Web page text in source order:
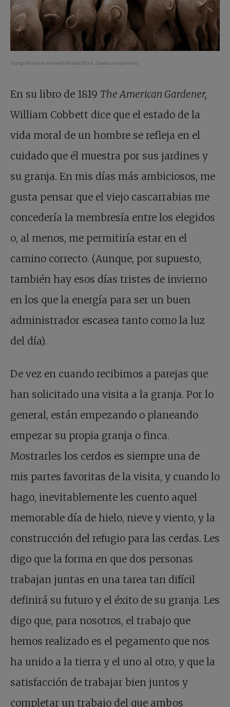
Fotografía de tuaindeed/AdobeStock. Usada con permiso.
En su libro de 1819 The American Gardener,
William Cobbett dice que el estado de la
vida moral de un hombre se refleja en el
cuidado que él muestra por sus jardines y
su granja. En mis días más ambiciosos, me
gusta pensar que el viejo cascarrabias me
concedería la membresía entre los elegidos
o, al menos, me permitiría estar en el
camino correcto. (Aunque, por supuesto,
también hay esos días tristes de invierno
en los que la energía para ser un buen
administrador escasea tanto como la luz
del día).
De vez en cuando recibimos a parejas que
han solicitado una visita a la granja. Por lo
general, están empezando o planeando
empezar su propia granja o finca.
Mostrarles los cerdos es siempre una de
mis partes favoritas de la visita, y cuando lo
hago, inevitablemente les cuento aquel
memorable día de hielo, nieve y viento, y la
construcción del refugio para las cerdas. Les
digo que la forma en que dos personas
trabajan juntas en una tarea tan difícil
definirá su futuro y el éxito de su granja. Les
digo que, para nosotros, el trabajo que
hemos realizado es el pegamento que nos
ha unido a la tierra y el uno al otro, y que la
satisfacción de trabajar bien juntos y
completar un trabajo del que ambos